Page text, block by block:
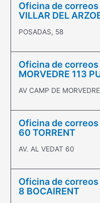
Oficina de
VILLAR DEL
POSADAS, 58
Oficina de
MORVEDRE 113
AV CAMP DE
Oficina de
60 TORRENT
AV. AL VEDAT 60
Oficina de
8 BOCAIRENT